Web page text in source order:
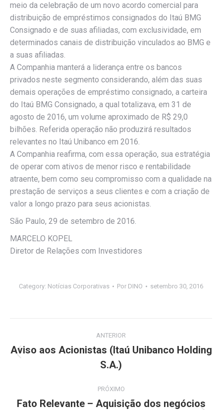
meio da celebração de um novo acordo comercial para
distribuição de empréstimos consignados do Itaú BMG
Consignado e de suas afiliadas, com exclusividade, em
determinados canais de distribuição vinculados ao BMG e
a suas afiliadas.
A Companhia manterá a liderança entre os bancos
privados neste segmento considerando, além das suas
demais operações de empréstimo consignado, a carteira
do Itaú BMG Consignado, a qual totalizava, em 31 de
agosto de 2016, um volume aproximado de R$ 29,0
bilhões. Referida operação não produzirá resultados
relevantes no Itaú Unibanco em 2016.
A Companhia reafirma, com essa operação, sua estratégia
de operar com ativos de menor risco e rentabilidade
atraente, bem como seu compromisso com a qualidade na
prestação de serviços a seus clientes e com a criação de
valor a longo prazo para seus acionistas.
São Paulo, 29 de setembro de 2016.
MARCELO KOPEL
Diretor de Relações com Investidores
Category: Notícias Corporativas Por DINO setembro 30, 2016
de
ANTERIOR
Post
anterior:
Aviso aos Acionistas (Itaú Unibanco Holding
S.A.)
PRÓXIMO
Fato Relevante – Aquisição dos negócios